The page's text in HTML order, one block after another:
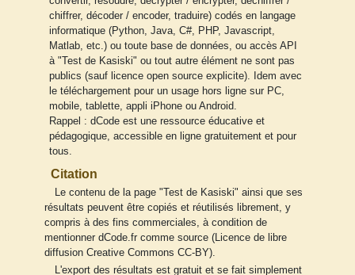
chiffrer, décoder / encoder, traduire) codés en langage
informatique (Python, Java, C#, PHP, Javascript,
Matlab, etc.) ou toute base de données, ou accès API
à "Test de Kasiski" ou tout autre élément ne sont pas
publics (sauf licence open source explicite). Idem avec
le téléchargement pour un usage hors ligne sur PC,
mobile, tablette, appli iPhone ou Android.
Rappel : dCode est une ressource éducative et
pédagogique, accessible en ligne gratuitement et pour
tous.
Citation
Le contenu de la page "Test de Kasiski" ainsi que ses
résultats peuvent être copiés et réutilisés librement, y
compris à des fins commerciales, à condition de
mentionner dCode.fr comme source (Licence de libre
diffusion Creative Commons CC-BY).
L'export des résultats est gratuit et se fait simplement